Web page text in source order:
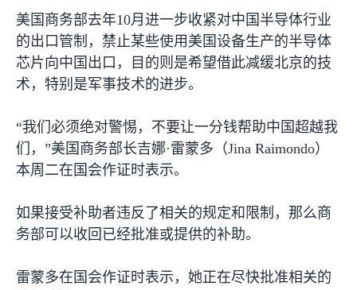
美国商务部去年10月进一步收紧对中国半导体行业
的出口管制，禁止某些使用美国设备生产的半导体
芯片向中国出口，目的则是希望借此减缓北京的技
术，特别是军事技术的进步。
“我们必须绝对警惕，不要让一分钱帮助中国超越我
们，”美国商务部长吉娜·雷蒙多（Jina Raimondo）
本周二在国会作证时表示。
如果接受补助者违反了相关的规定和限制，那么商
务部可以收回已经批准或提供的补助。
雷蒙多在国会作证时表示，她正在尽快批准相关的